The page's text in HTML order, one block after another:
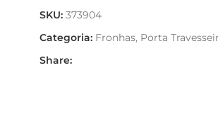
SKU: 373904
Categoria: Fronhas, Porta
Share: